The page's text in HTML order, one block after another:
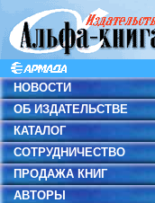
НОВОСТИ
ОБ ИЗДАТЕЛЬСТВЕ
КАТАЛОГ
СОТРУДНИЧЕСТВО
ПРОДАЖА КНИГ
АВТОРЫ